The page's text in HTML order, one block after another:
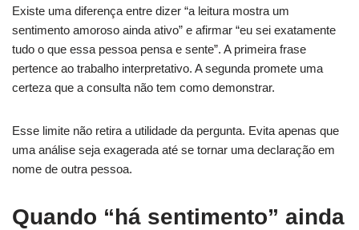
Existe uma diferença entre dizer “a leitura mostra um
sentimento amoroso ainda ativo” e afirmar “eu sei exatamente
tudo o que essa pessoa pensa e sente”. A primeira frase
pertence ao trabalho interpretativo. A segunda promete uma
certeza que a consulta não tem como demonstrar.
Esse limite não retira a utilidade da pergunta. Evita apenas que
uma análise seja exagerada até se tornar uma declaração em
nome de outra pessoa.
Quando “há sentimento” ainda